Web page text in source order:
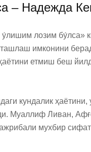
Надежда
лозим бу́лса»
ташлаш имконини
етмиш беш
кундалик
Муаллиф Ливан,
мухбир